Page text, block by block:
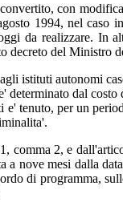
con
1994, nel caso
da realizzare. In
del Ministro
istituti autonomi
dal
tenuto, per un
comma 2, e
nove mesi dalla
di programma,